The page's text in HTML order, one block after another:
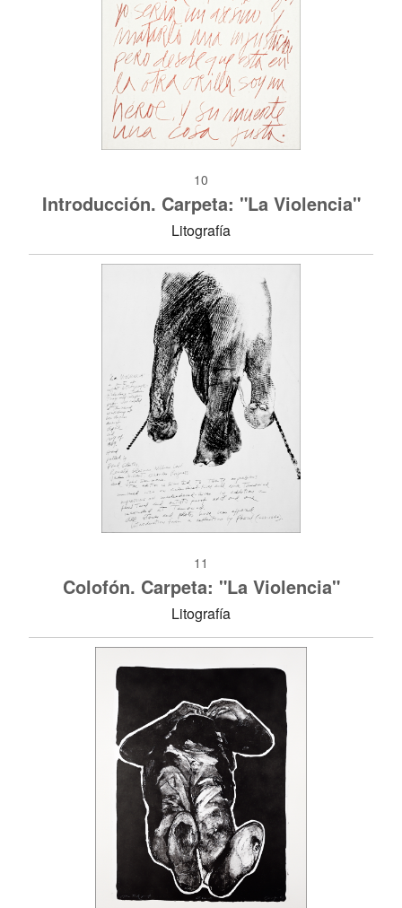
10
Introducción. Carpeta: "La Violencia"
Litografía
11
Colofón. Carpeta: "La Violencia"
Litografía